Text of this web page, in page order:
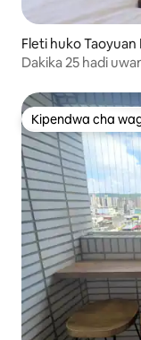
Fleti huko
Dakika 25 hadi
Kipendwa cha
Kipendwa cha